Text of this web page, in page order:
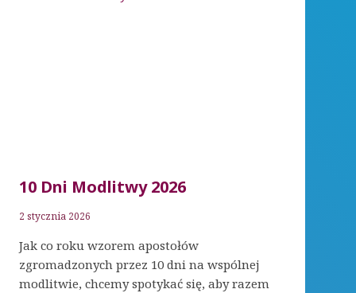
10 Dni Modlitwy 2026
2 stycznia 2026
Jak co roku wzorem apostołów
zgromadzonych przez 10 dni na wspólnej
modlitwie, chcemy spotykać się, aby razem